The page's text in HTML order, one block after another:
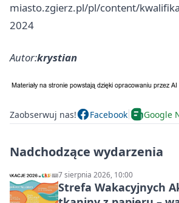
miasto.zgierz.pl/pl/content/
2024
Autor:krystian
Zaobserwuj nas! Facebook Google
Nadchodzące wydarzenia
7 sierpnia 2026, 10:00
Strefa Wakacyjnych